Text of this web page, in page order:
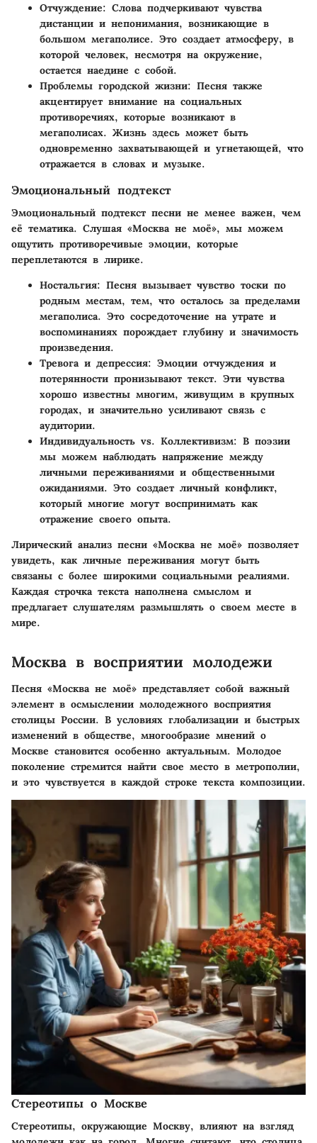
Отчуждение: Слова подчеркивают чувства
дистанции и непонимания, возникающие в
большом мегаполисе. Это создает атмосферу, в
которой человек, несмотря на окружение,
остается наедине с собой.
Проблемы городской жизни: Песня также
акцентирует внимание на социальных
противоречиях, которые возникают в
мегаполисах. Жизнь здесь может быть
одновременно захватывающей и угнетающей, что
отражается в словах и музыке.
Эмоциональный подтекст
Эмоциональный подтекст песни не менее важен, чем
её тематика. Слушая «Москва не моё», мы можем
ощутить противоречивые эмоции, которые
переплетаются в лирике.
Ностальгия: Песня вызывает чувство тоски по
родным местам, тем, что осталось за пределами
мегаполиса. Это сосредоточение на утрате и
воспоминаниях порождает глубину и значимость
произведения.
Тревога и депрессия: Эмоции отчуждения и
потерянности пронизывают текст. Эти чувства
хорошо известны многим, живущим в крупных
городах, и значительно усиливают связь с
аудитории.
Индивидуальность vs. Коллективизм: В поэзии
мы можем наблюдать напряжение между
личными переживаниями и общественными
ожиданиями. Это создает личный конфликт,
который многие могут воспринимать как
отражение своего опыта.
Лирический анализ песни «Москва не моё» позволяет
увидеть, как личные переживания могут быть
связаны с более широкими социальными реалиями.
Каждая строчка текста наполнена смыслом и
предлагает слушателям размышлять о своем месте в
мире.
Москва в восприятии молодежи
Песня «Москва не моё» представляет собой важный
элемент в осмыслении молодежного восприятия
столицы России. В условиях глобализации и быстрых
изменений в обществе, многообразие мнений о
Москве становится особенно актуальным. Молодое
поколение стремится найти свое место в метрополии,
и это чувствуется в каждой строке текста композиции.
Стереотипы о Москве
Стереотипы, окружающие Москву, влияют на взгляд